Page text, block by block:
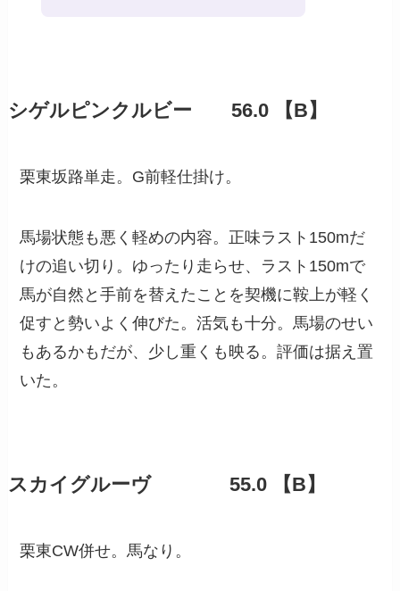
シゲルピンクルビー 56.0 【B】
栗東坂路単走。G前軽仕掛け。
馬場状態も悪く軽めの内容。正味ラスト150mだ
けの追い切り。ゆったり走らせ、ラスト150mで
馬が自然と手前を替えたことを契機に鞍上が軽く
促すと勢いよく伸びた。活気も十分。馬場のせい
もあるかもだが、少し重くも映る。評価は据え置
いた。
スカイグルーヴ 55.0 【B】
栗東CW併せ。馬なり。